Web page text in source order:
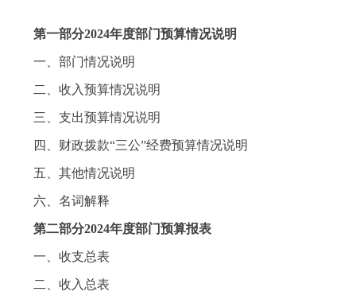
第一部分2024年度部门预算情况说明
一、部门情况说明
二、收入预算情况说明
三、支出预算情况说明
四、财政拨款“三公”经费预算情况说明
五、其他情况说明
六、名词解释
第二部分2024年度部门预算报表
一、收支总表
二、收入总表